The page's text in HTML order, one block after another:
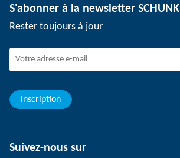
Événements
Dispositif de signalement SCHUNK
Travailler chez SCHUNK
Jeunes professionnels
Elèves
S'abonner à la newsletter SCHUNK
Rester toujours à jour
Inscription
Suivez-nous sur